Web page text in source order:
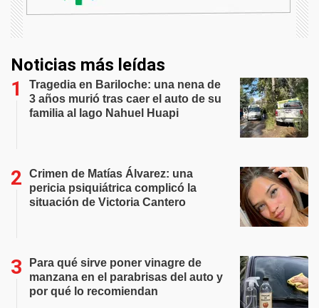
Noticias más leídas
Tragedia en Bariloche: una nena de
3 años murió tras caer el auto de su
familia al lago Nahuel Huapi
Crimen de Matías Álvarez: una
pericia psiquiátrica complicó la
situación de Victoria Cantero
Para qué sirve poner vinagre de
manzana en el parabrisas del auto y
por qué lo recomiendan